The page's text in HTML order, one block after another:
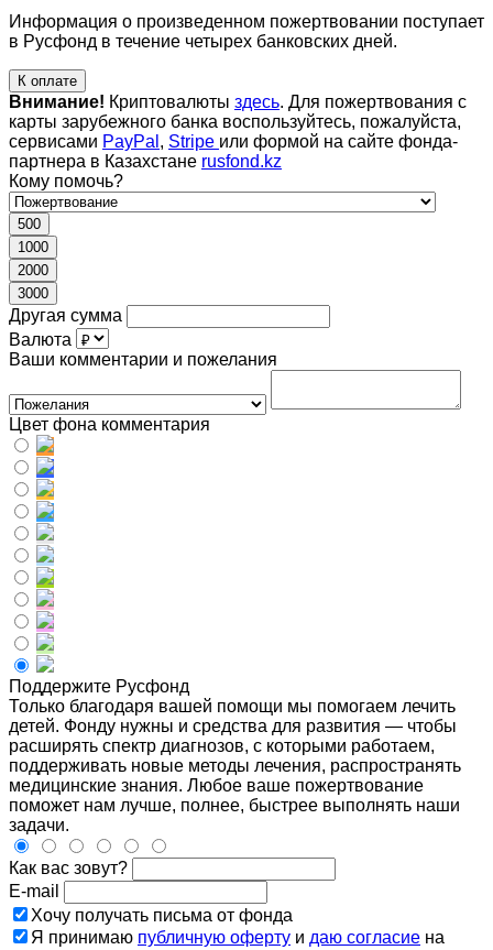
Информация о произведенном пожертвовании поступает
в Русфонд в течение четырех банковских дней.
К оплате
Внимание! Криптовалюты здесь. Для пожертвования с
карты зарубежного банка воспользуйтесь, пожалуйста,
сервисами PayPal , Stripe или формой на сайте фонда-
партнера в Казахстане rusfond.kz
Кому помочь?
500
1000
2000
3000
Другая сумма
Валюта
Ваши комментарии и пожелания
Цвет фона комментария
Поддержите Русфонд
Только благодаря вашей помощи мы помогаем лечить
детей. Фонду нужны и средства для развития — чтобы
расширять спектр диагнозов, с которыми работаем,
поддерживать новые методы лечения, распространять
медицинские знания. Любое ваше пожертвование
поможет нам лучше, полнее, быстрее выполнять наши
задачи.
Как вас зовут?
E-mail
Хочу получать письма от фонда
Я принимаю публичную оферту и даю согласие на